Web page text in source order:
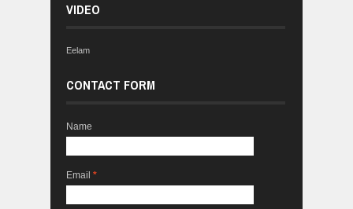
VIDEO
Eelam
CONTACT FORM
Name
Email *